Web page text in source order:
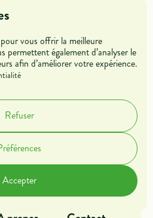
Entreprises
&
Parrains
Offres de missions
Rejoindre l'association
vous offrir la meilleure
permettent également d’analyser le
afin d’améliorer votre expérience.
Refuser
Accepter